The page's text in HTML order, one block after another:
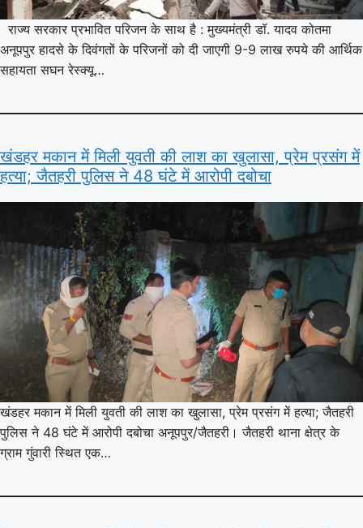
राज्य सरकार प्रभावित परिजन के साथ है : मुख्यमंत्री डॉ. यादव कोतमा
अनूपपुर हादसे के दिवंगतों के परिजनों को दी जाएगी 9-9 लाख रुपये की आर्थिक
सहायता सघन रेस्क्यू…
खंडहर मकान में मिली युवती की लाश का खुलासा, प्रेम प्रसंग में
हत्या; जैतहरी पुलिस ने 48 घंटे में आरोपी दबोचा
खंडहर मकान में मिली युवती की लाश का खुलासा, प्रेम प्रसंग में हत्या; जैतहरी
पुलिस ने 48 घंटे में आरोपी दबोचा अनूपपुर/जैतहरी। जैतहरी थाना क्षेत्र के
ग्राम गुंवारी स्थित एक…